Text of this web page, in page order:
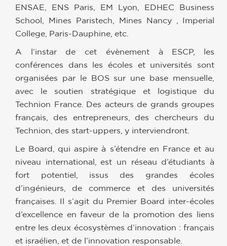
ENSAE, ENS Paris, EM Lyon, EDHEC Business
School, Mines Paristech, Mines Nancy , Imperial
College, Paris-Dauphine, etc.
A l’instar de cet évènement à ESCP, les
conférences dans les écoles et universités sont
organisées par le BOS sur une base mensuelle,
avec le soutien stratégique et logistique du
Technion France. Des acteurs de grands groupes
français, des entrepreneurs, des chercheurs du
Technion, des start-uppers, y interviendront.
Le Board, qui aspire à s’étendre en France et au
niveau international, est un réseau d’étudiants à
fort potentiel, issus des grandes écoles
d’ingénieurs, de commerce et des universités
françaises. Il s’agit du Premier Board inter-écoles
d’excellence en faveur de la promotion des liens
entre les deux écosystèmes d’innovation : français
et israélien, et de l’innovation responsable.